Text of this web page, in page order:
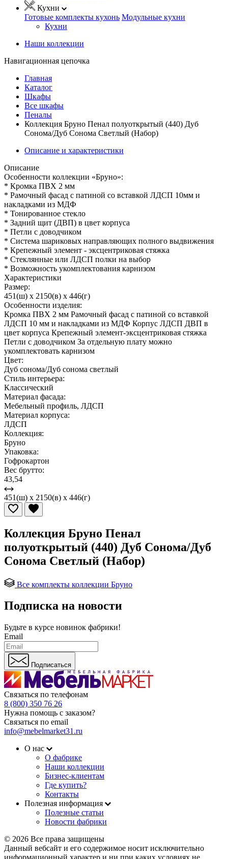
Кухни
Готовые комплекты кухонь Модульные кухни
Кухни
Наши коллекции
Навигационная цепочка
Главная
Каталог
Шкафы
Все шкафы
Пеналы
Коллекция Бруно Пенал полуоткрытый (440) Дуб
Сонома/Дуб Сонома Светлый (Набор)
Описание и характеристики
Описание
Особенности коллекции «Бруно»:
* Кромка ПВХ 2 мм
* Рамочный фасад с патиной со вставкой ЛДСП 10мм и
накладками из МДФ
* Тонированное стекло
* Задний щит (ДВП) в цвет корпуса
* Петли с доводчиком
* Система шариковых направляющих полного выдвижения
* Крепежный элемент - эксцентриковая стяжка
* Стеклянные или ЛДСП полки на выбор
* Возможность укомплектования карнизом
Характеристики
Размер:
451(ш) x 2150(в) x 446(г)
Особенности изделия:
Кромка ПВХ 2 мм Рамочный фасад с патиной со вставкой
ЛДСП 10 мм и накладками из МДФ Корпус ЛДСП ДВП в
цвет корпуса Крепежный элемент-эксцентриковая стяжка
Петли с доводчиком За отдельную плату можно
укомплектовать карнизом
Цвет:
Дуб сонома/Дуб сонома светлый
Стиль интерьера:
Классический
Материал фасада:
Мебельный профиль, ЛДСП
Материал корпуса:
ЛДСП
Коллекция:
Бруно
Упаковка:
Гофрокартон
Вес брутто:
43,54
451(ш) x 2150(в) x 446(г)
Коллекция Бруно Пенал
полуоткрытый (440) Дуб Сонома/Дуб
Сонома Светлый (Набор)
Все комплекты коллекции Бруно
Подписка на новости
Будьте в курсе новинок фабрики!
Email
Подписаться
Связаться по телефонам
8 (800) 350 76 26
Нужна помощь с заказом?
Связаться по email
info@mebelmarket31.ru
О нас
О фабрике
Наши коллекции
Бизнес-клиентам
Где купить?
Контакты
Полезная информация
Полезные статьи
Новости фабрики
© 2026 Все права защищены
Данный вебсайт и его содержимое носит исключительно